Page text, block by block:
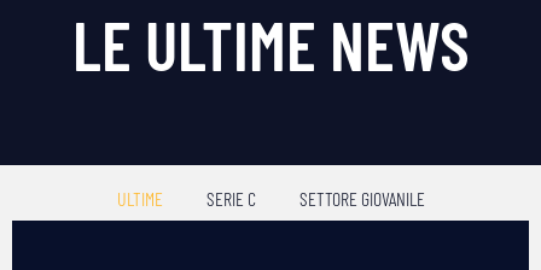
LE ULTIME NEWS
ULTIME SERIE C SETTORE GIOVANILE